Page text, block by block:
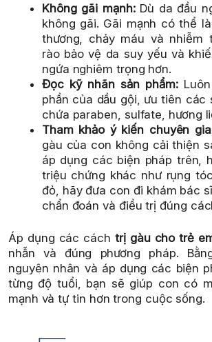
Không gãi mạnh:Dù da đầu
không gãi. Gãi mạnh có thể
thương, chảy máu và nhiễm
rào bảo vệ da suy yếu và
ngứa nghiêm trọng hơn.
Đọc kỹ nhãn sản phẩm:Luôn
phần của dầu gội, ưu tiên các
chứa paraben, sulfate, hương
Tham khảo ý kiến chuyên
gàu của con không cải thiện
áp dụng các biện pháp trên,
triệu chứng khác như rụng
đỏ, hãy đưa con đi khám bác
chẩn đoán và điều trị đúng
Áp dụng các cách trị gàu cho trẻ
nhẫn và đúng phương pháp.
nguyên nhân và áp dụng các biện
từng độ tuổi, bạn sẽ giúp con có
mạnh và tự tin hơn trong cuộc sống.